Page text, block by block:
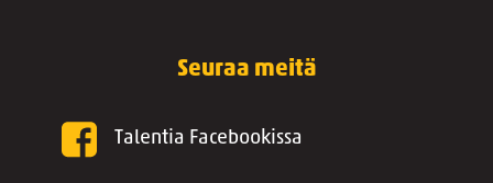
Seuraa meitä
Talentia Facebookissa